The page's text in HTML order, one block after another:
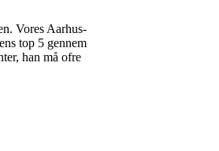
Vores Aarhus-
top 5 gennem
han må ofre